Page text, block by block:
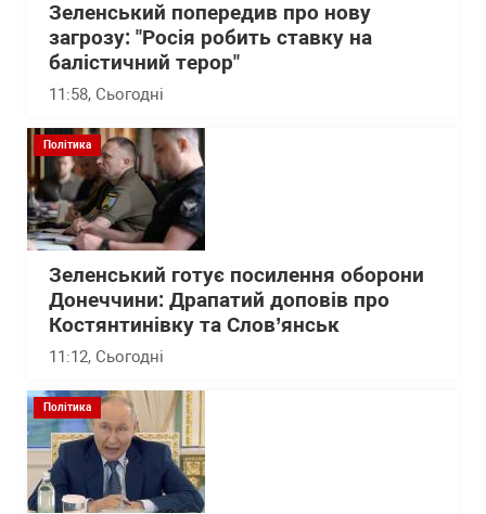
Зеленський попередив про нову
загрозу: "Росія робить ставку на
балістичний терор"
11:58, Сьогодні
Політика
Зеленський готує посилення оборони
Донеччини: Драпатий доповів про
Костянтинівку та Слов’янськ
11:12, Сьогодні
Політика